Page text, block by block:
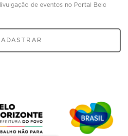
de eventos no Portal Belo